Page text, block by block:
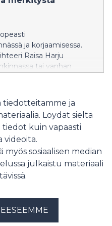
selviävät
ja korjaamisessa.
Raisa Harju
tai vanhan
riskiä, jolloin asentajan
tiedotteitamme ja
Löydät sieltä
kuin vapaasti
videoita.
sosiaalisen median
julkaistu materiaali